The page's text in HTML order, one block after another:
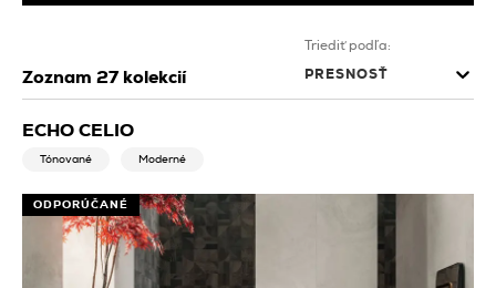
Zoznam 27 kolekcií
Triediť podľa:
PRESNOSŤ
ECHO CELIO
Tónované Moderné
ODPORÚČANÉ